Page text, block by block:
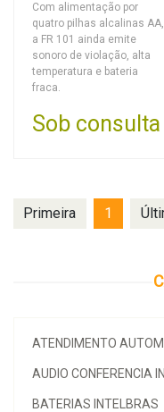
ATENDIMENTO
AUDIO CONFERENCIA
BATERIAS INTELBRAS
Com alimentação por
quatro pilhas alcalinas AA,
a FR 101 ainda emite
sonoro de violação, alta
temperatura e bateria
fraca.
Sob consulta
Primeira 1